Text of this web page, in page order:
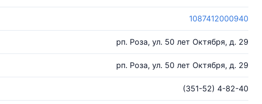
1087412000940
рп. Роза, ул. 50 лет Октября, д. 29
рп. Роза, ул. 50 лет Октября, д. 29
(351-52) 4-82-40